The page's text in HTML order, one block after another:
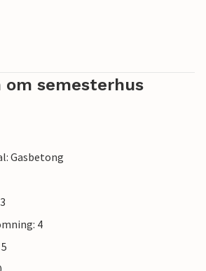
semesterhus
Gasbetong
4